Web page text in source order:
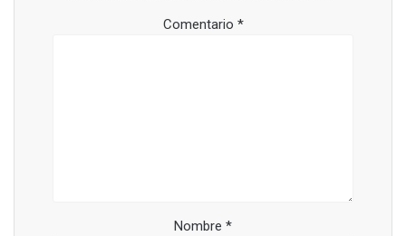
Comentario *
Nombre *